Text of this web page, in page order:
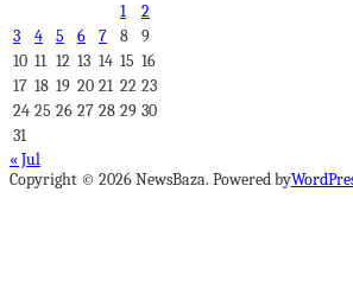
1
2
3
4 5 6 7 8
9
10 11 12 13 14 15 16
17 18 19 20 21 22 23
24 25 26 27 28 29 30
31
« Jul
Copyright © 2026 NewsBaza. Powered by